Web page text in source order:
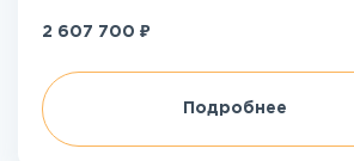
2 607 700 ₽
Подробнее